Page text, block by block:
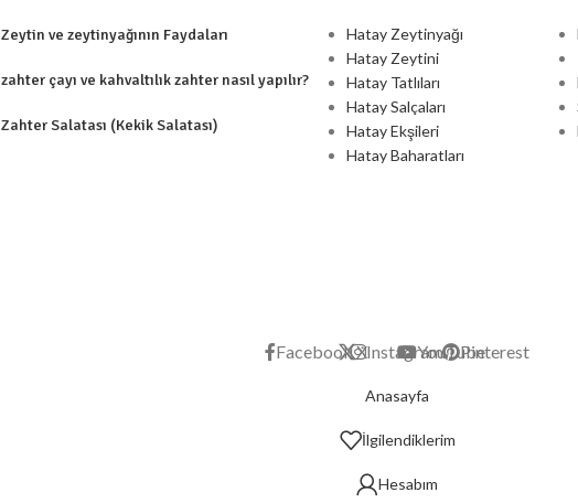
Zeytin ve zeytinyağının Faydaları
zahter çayı ve kahvaltılık zahter nasıl yapılır?
Zahter Salatası (Kekik Salatası)
Hatay Zeytinyağı
Hatay Zeytini
Hatay Tatlıları
Hatay Salçaları
Hatay Ekşileri
Hatay Baharatları
FacebookXInstagramYouTubePinterest
Anasayfa
İlgilendiklerim
Hesabım